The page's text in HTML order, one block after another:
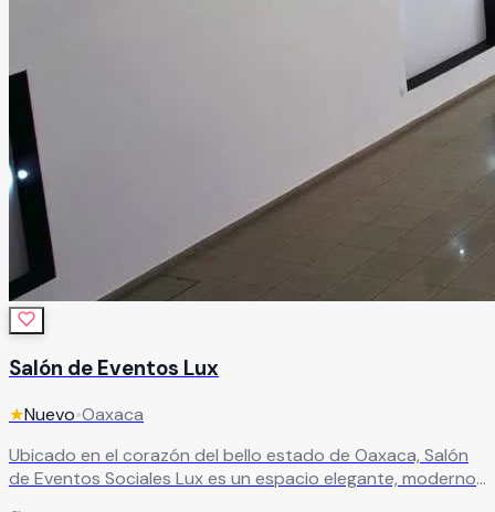
Salón de Eventos Lux
★Nuevo•Oaxaca
Ubicado en el corazón del bello estado de Oaxaca, Salón
de Eventos Sociales Lux es un espacio elegante, moderno